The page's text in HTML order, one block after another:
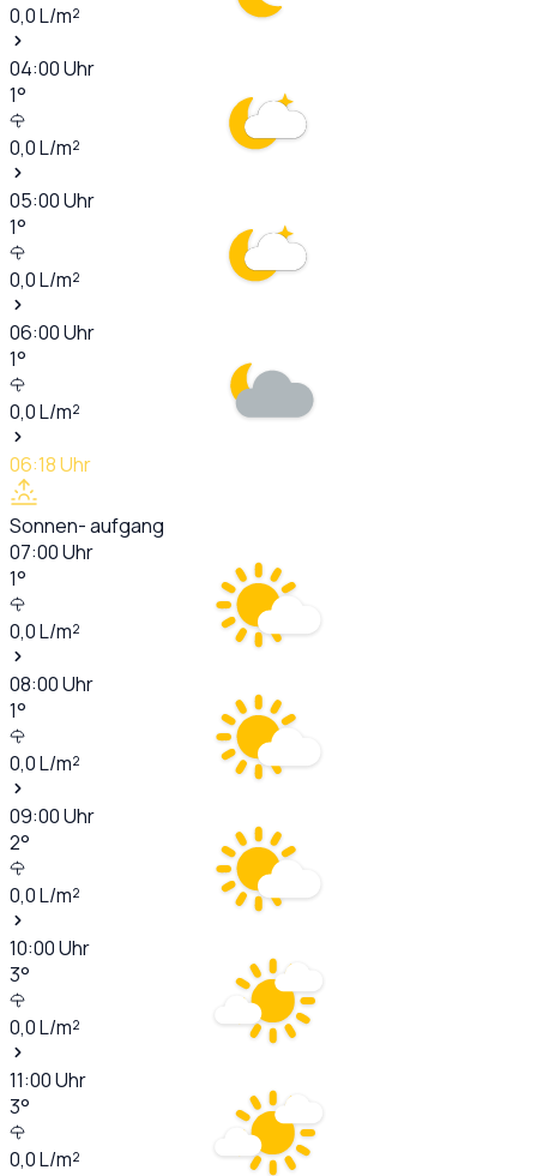
0,0L/m²
04:00Uhr
1°
0,0L/m²
05:00Uhr
1°
0,0L/m²
06:00Uhr
1°
0,0L/m²
06:18Uhr
Sonnen- aufgang
07:00Uhr
1°
0,0L/m²
08:00Uhr
1°
0,0L/m²
09:00Uhr
2°
0,0L/m²
10:00Uhr
3°
0,0L/m²
11:00Uhr
3°
0,0L/m²